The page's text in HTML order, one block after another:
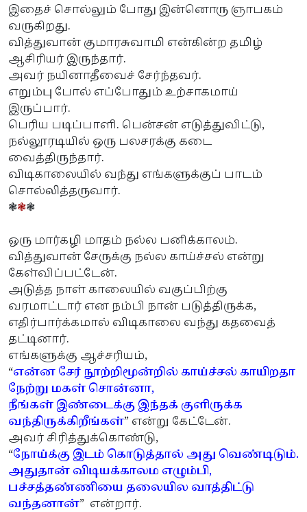
இதைச் சொல்லும் போது இன்னொரு ஞாபகம்
வருகிறது.
வித்துவான் குமாரசுவாமி என்கின்ற தமிழ்
ஆசிரியர் இருந்தார்.
அவர் நயினாதீவைச் சேர்ந்தவர்.
எறும்பு போல் எப்போதும் உற்சாகமாய்
இருப்பார்.
பெரிய படிப்பாளி. பென்சன் எடுத்துவிட்டு,
நல்லூரடியில் ஒரு பலசரக்கு கடை
வைத்திருந்தார்.
விடிகாலையில் வந்து எங்களுக்குப் பாடம்
சொல்லித்தருவார்.
❃❃❃
ஒரு மார்கழி மாதம் நல்ல பனிக்காலம்.
வித்துவான் சேருக்கு நல்ல காய்ச்சல் என்று
கேள்விப்பட்டேன்.
அடுத்த நாள் காலையில் வகுப்பிற்கு
வரமாட்டார் என நம்பி நான் படுத்திருக்க,
எதிர்பார்க்கமால் விடிகாலை வந்து கதவைத்
தட்டினார்.
எங்களுக்கு ஆச்சரியம்,
“என்ன சேர் நூற்றிமூன்றில் காய்ச்சல் காயிறதா
நேற்று மகள் சொன்னா,
நீங்கள் இண்டைக்கு இந்தக் குளிருக்க
வந்திருக்கிறீங்கள்” என்று கேட்டேன்.
அவர் சிரித்துக்கொண்டு,
“நோய்க்கு இடம் கொடுத்தால் அது வெண்டிடும்.
அதுதான் விடியக்காலம எழும்பி,
பச்சத்தண்ணியை தலையில வாத்திட்டு
வந்தனான்” என்றார்.